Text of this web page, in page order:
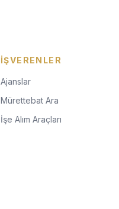
İŞVERENLER
Ajanslar
Mürettebat Ara
İşe Alım Araçları